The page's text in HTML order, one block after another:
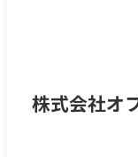
株式会社
不動産取得税